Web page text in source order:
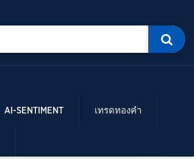
AI-SENTIMENT เทรดทองคำ